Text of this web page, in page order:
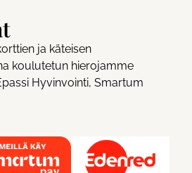
ja käteisen
koulutetun hierojamme
Hyvinvointi,Smartum